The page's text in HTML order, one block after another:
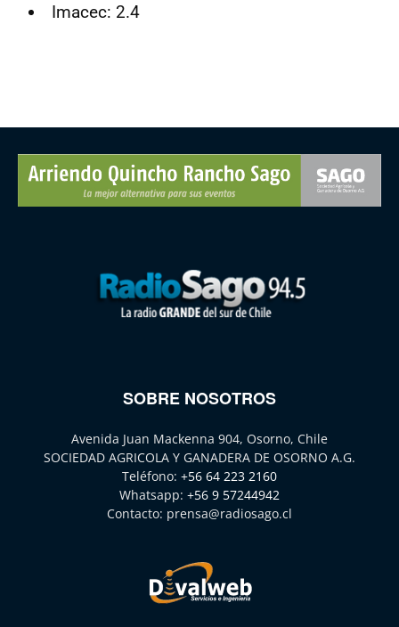
Imacec: 2.4
SOBRE NOSOTROS
Avenida Juan Mackenna 904, Osorno, Chile
SOCIEDAD AGRICOLA Y GANADERA DE OSORNO A.G.
Teléfono: +56 64 223 2160
Whatsapp: +56 9 57244942
Contacto: prensa@radiosago.cl